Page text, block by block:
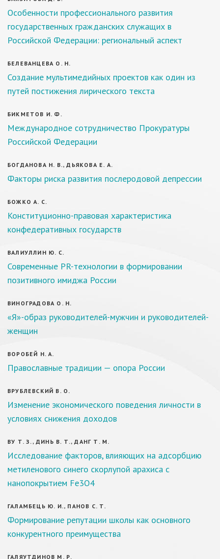
Особенности профессионального развития
государственных гражданских служащих в
Российской Федерации: региональный аспект
БЕЛЕВАНЦЕВА О. Н.
Создание мультимедийных проектов как один из
путей постижения лирического текста
БИКМЕТОВ И. Ф.
Международное сотрудничество Прокуратуры
Российской Федерации
БОГДАНОВА Н. В., ДЬЯКОВА Е. А.
Факторы риска развития послеродовой депрессии
БОЖКО А. С.
Конституционно-правовая характеристика
конфедеративных государств
ВАЛИУЛЛИН Ю. С.
Современные PR-технологии в формировании
позитивного имиджа России
ВИНОГРАДОВА О. Н.
«Я»-образ руководителей-мужчин и руководителей-
женщин
ВОРОБЕЙ Н. А.
Православные традиции — опора России
ВРУБЛЕВСКИЙ В. О.
Изменение экономического поведения личности в
условиях снижения доходов
ВУ Т. З., ДИНЬ В. Т., ДАНГ Т. М.
Исследование факторов, влияющих на адсорбцию
метиленового синего скорлупой арахиса с
нанопокрытием Fe3O4
ГАЛАМБЕЦЬ Ю. И., ПАНОВ С. Т.
Формирование репутации школы как основного
конкурентного преимущества
ГАЛЯУТДИНОВ М. Р.